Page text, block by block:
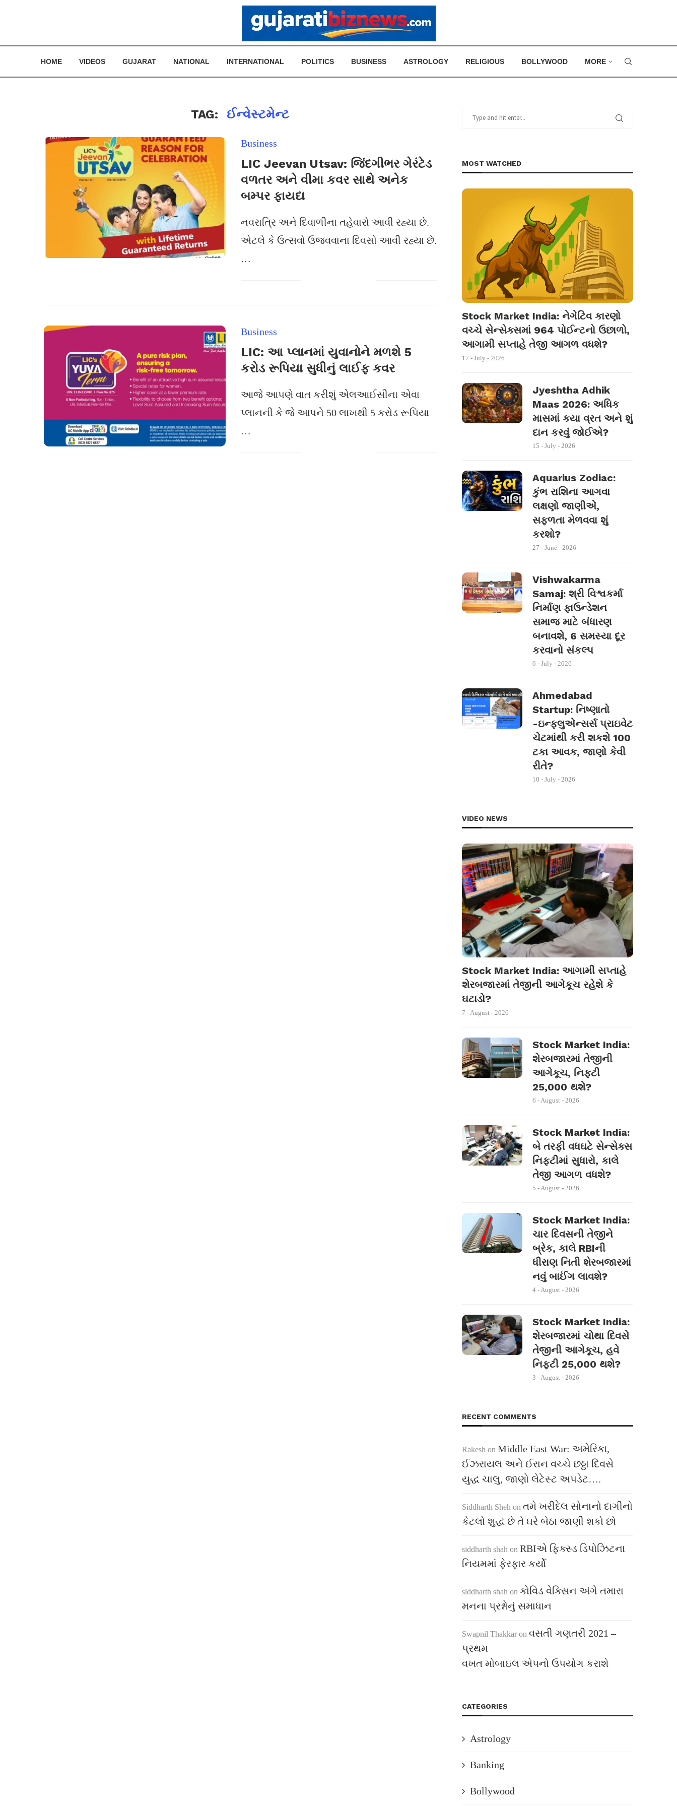
HOME VIDEOS GUJARAT NATIONAL INTERNATIONAL POLITICS BUSINESS ASTROLOGY RELIGIOUS BOLLYWOOD MORE
TAG: ઈન્વેસ્ટમેન્ટ
Business
LIC Jeevan Utsav: જિંદગીભર ગેરંટેડ
વળતર અને વીમા કવર સાથે અનેક
બમ્પર ફાયદા
નવરાત્રિ અને દિવાળીના તહેવારો આવી રહ્યા છે.
એટલે કે ઉત્સવો ઉજવવાના દિવસો આવી રહ્યા છે.
…
Business
LIC: આ પ્લાનમાં યુવાનોને મળશે 5
કરોડ રૂપિયા સુધીનું લાઈફ કવર
આજે આપણે વાત કરીશું એલઆઈસીના એવા
પ્લાનની કે જે આપને 50 લાખથી 5 કરોડ રૂપિયા
…
MOST WATCHED
Stock Market India: નેગેટિવ કારણો
વચ્ચે સેન્સેક્સમાં 964 પોઈન્ટનો ઉછાળો,
આગામી સપ્તાહે તેજી આગળ વધશે?
17 - July - 2026
Jyeshtha Adhik
Maas 2026: અધિક
માસમાં કયા વ્રત અને શું
દાન કરવું જોઈએ?
15 - July - 2026
Aquarius Zodiac:
કુંભ રાશિના આગવા
લક્ષણો જાણીએ,
સફળતા મેળવવા શું
કરશો?
27 - June - 2026
Vishwakarma
Samaj: શ્રી વિશ્વકર્મા
નિર્માણ ફાઉન્ડેશન
સમાજ માટે બંધારણ
બનાવશે, 6 સમસ્યા દૂર
કરવાનો સંકલ્પ
6 - July - 2026
Ahmedabad
Startup: નિષ્ણાતો
-ઇન્ફ્લુએન્સર્સ પ્રાઇવેટ
ચેટમાંથી કરી શકશે 100
ટકા આવક, જાણો કેવી
રીતે?
10 - July - 2026
VIDEO NEWS
Stock Market India: આગામી સપ્તાહે
શેરબજારમાં તેજીની આગેકૂચ રહેશે કે
ઘટાડો?
7 - August - 2026
Stock Market India:
શેરબજારમાં તેજીની
આગેકૂચ, નિફ્ટી
25,000 થશે?
6 - August - 2026
Stock Market India:
બે તરફી વધઘટે સેન્સેક્સ
નિફ્ટીમાં સુધારો, કાલે
તેજી આગળ વધશે?
5 - August - 2026
Stock Market India:
ચાર દિવસની તેજીને
બ્રેક, કાલે RBIની
ધીરાણ નિતી શેરબજારમાં
નવું બાઈંગ લાવશે?
4 - August - 2026
Stock Market India:
શેરબજારમાં ચોથા દિવસે
તેજીની આગેકૂચ, હવે
નિફ્ટી 25,000 થશે?
3 - August - 2026
RECENT COMMENTS
Rakesh on Middle East War: અમેરિકા,
ઈઝરાયલ અને ઈરાન વચ્ચે છઠ્ઠા દિવસે
યુદ્ધ ચાલુ, જાણો લેટેસ્ટ અપડેટ….
Siddharth Sheh on તમે ખરીદેલ સોનાનો દાગીનો
કેટલો શુદ્ધ છે તે ઘરે બેઠા જાણી શકો છો
siddharth shah on RBIએ ફિક્સ્ડ ડિપોઝિટના
નિયમમાં ફેરફાર કર્યો
siddharth shah on કોવિડ વેક્સિન અંગે તમારા
મનના પ્રશ્નોનું સમાધાન
Swapnil Thakkar on વસતી ગણતરી 2021 –
પ્રથમ
વખત મોબાઇલ એપનો ઉપયોગ કરાશે
CATEGORIES
Astrology
Banking
Bollywood